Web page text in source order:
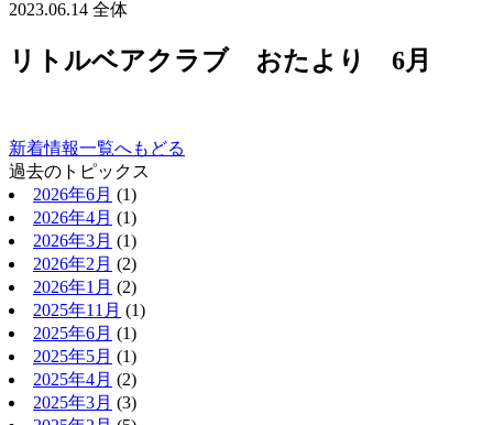
2023.06.14 全体
リトルベアクラブ おたより 6月
新着情報一覧へもどる
過去のトピックス
2026年6月 (1)
2026年4月 (1)
2026年3月 (1)
2026年2月 (2)
2026年1月 (2)
2025年11月 (1)
2025年6月 (1)
2025年5月 (1)
2025年4月 (2)
2025年3月 (3)